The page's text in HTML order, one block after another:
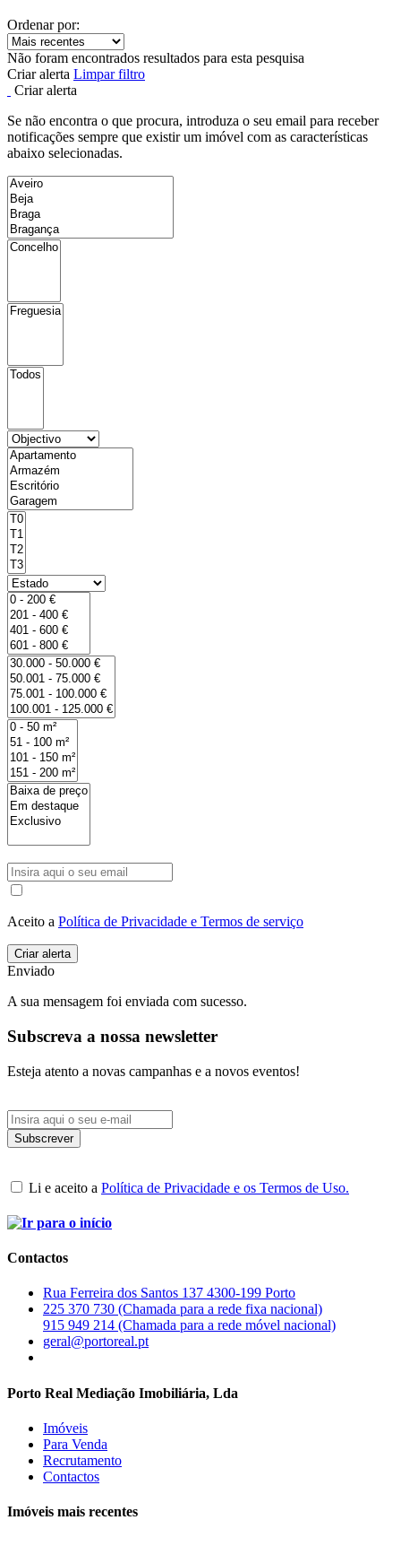
Ordenar por:
Não foram encontrados resultados para esta pesquisa
Criar alerta Limpar filtro
Criar alerta
Se não encontra o que procura, introduza o seu email para receber
notificações sempre que existir um imóvel com as características
abaixo selecionadas.
Aceito a Política de Privacidade e Termos de serviço
Enviado
A sua mensagem foi enviada com sucesso.
Subscreva a nossa newsletter
Esteja atento a novas campanhas e a novos eventos!
Li e aceito a Política de Privacidade e os Termos de Uso.
Contactos
Rua Ferreira dos Santos 137 4300-199 Porto
225 370 730 (Chamada para a rede fixa nacional)
915 949 214 (Chamada para a rede móvel nacional)
geral@portoreal.pt
Porto Real Mediação Imobiliária, Lda
Imóveis
Para Venda
Recrutamento
Contactos
Imóveis mais recentes